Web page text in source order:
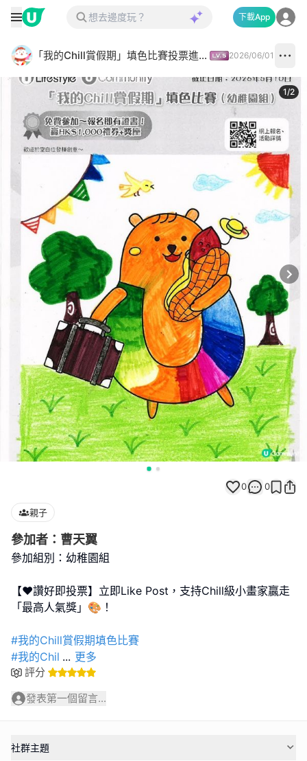
下載App
「我的Chill賞假期」填色比賽投票進行中✅ 2026/06/01
1/2
0 0
親子
參加者：曹天翼
參加組別：幼稚園組
【❤️讚好即投票】立即Like Post，支持Chill級小畫家贏走
「最高人氣獎」🎨！
#我的Chill賞假期填色比賽
#我的Chil ... 更多
評分
發表第一個留言...
社群主題